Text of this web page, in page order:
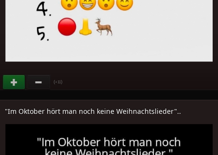
(+11)
"Im Oktober hört man noch keine Weihnachtslieder"..